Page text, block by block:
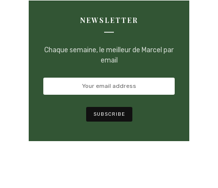
NEWSLETTER
Chaque semaine, le meilleur de Marcel par
email